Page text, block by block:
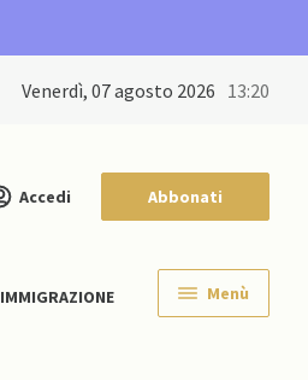
venerdì, 07 agosto 2026 13:20
Accedi Abbonati
IMMIGRAZIONE Menù